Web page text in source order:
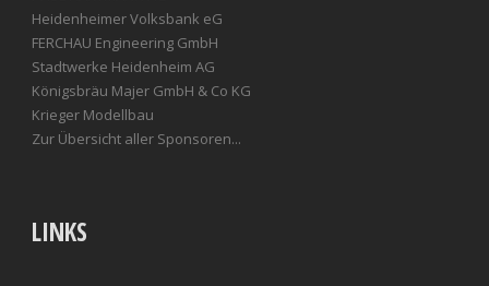
Heidenheimer Volksbank eG
FERCHAU Engineering GmbH
Stadtwerke Heidenheim AG
Königsbräu Majer GmbH & Co KG
Krieger Modellbau
Zur Übersicht aller Sponsoren...
LINKS